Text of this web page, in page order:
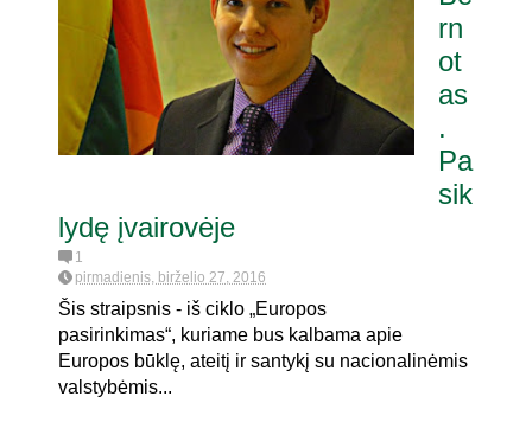
rn
ot
as
.
Pa
sik
lydę įvairovėje
1
pirmadienis, birželio 27, 2016
Šis straipsnis - iš ciklo „Europos
pasirinkimas“, kuriame bus kalbama apie
Europos būklę, ateitį ir santykį su nacionalinėmis
valstybėmis...